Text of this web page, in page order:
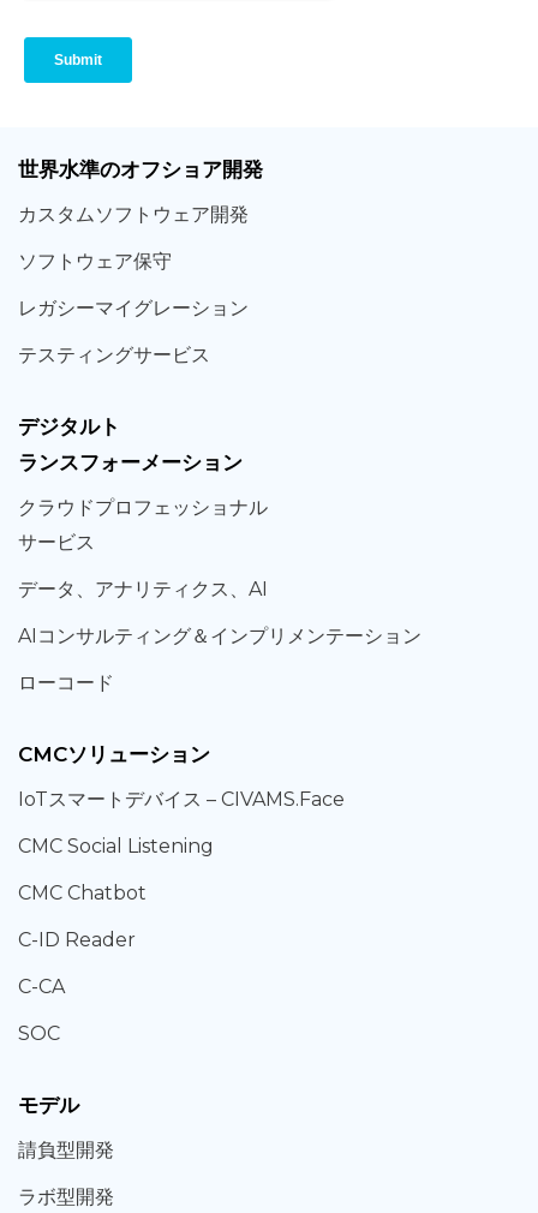
世界水準のオフショア開発
カスタムソフトウェア開発
ソフト ウェア保守
レガシーマイグレーション
テスティングサービス
デジタルト
ランスフォーメーション
クラウドプロフェッショナル
サービス
データ、 アナリティクス、 AI
AIコンサルティング＆ インプリメンテーション
ローコード
CMCソリューション
IoTスマートデバイス – CIVAMS.Face
CMC Social Listening
CMC Chatbot
C-ID Reader
C-CA
SOC
モデル
請負型開発
ラボ型開発